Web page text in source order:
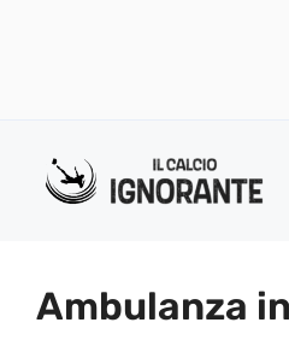
Ambulanza